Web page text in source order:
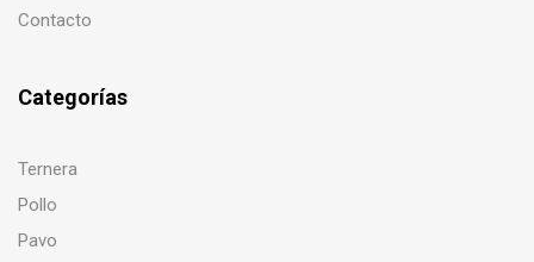
Contacto
Categorías
Ternera
Pollo
Pavo